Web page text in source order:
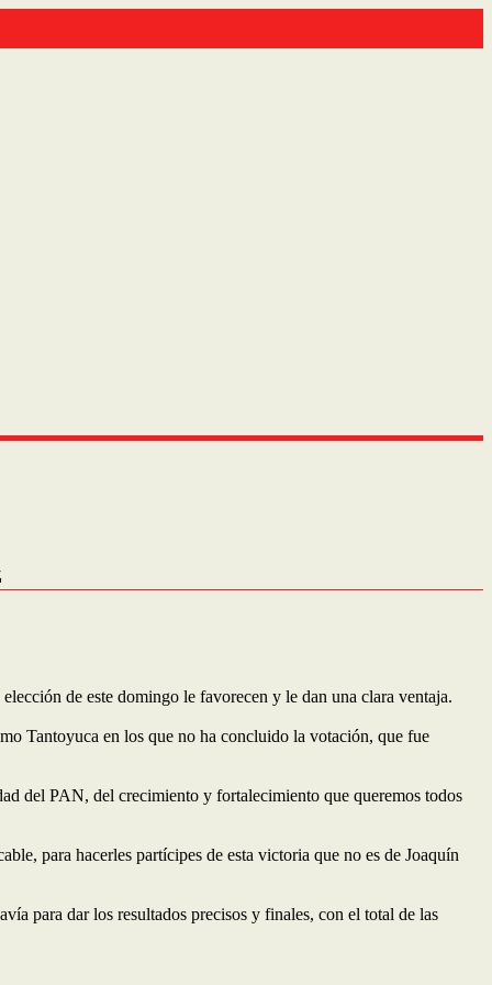
de este domingo le favorecen y le dan una clara ventaja.
Tantoyuca en los que no ha concluido la votación, que fue
del PAN, del crecimiento y fortalecimiento que queremos todos
para hacerles partícipes de esta victoria que no es de Joaquín
para dar los resultados precisos y finales, con el total de las